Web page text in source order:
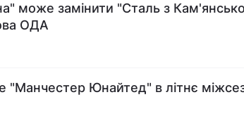
може замінити "Сталь з
ОДА
"Манчестер Юнайтед" в літнє